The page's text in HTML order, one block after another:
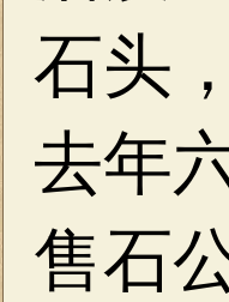
石头
去年
售石